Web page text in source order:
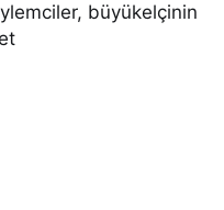
büyükelçinin